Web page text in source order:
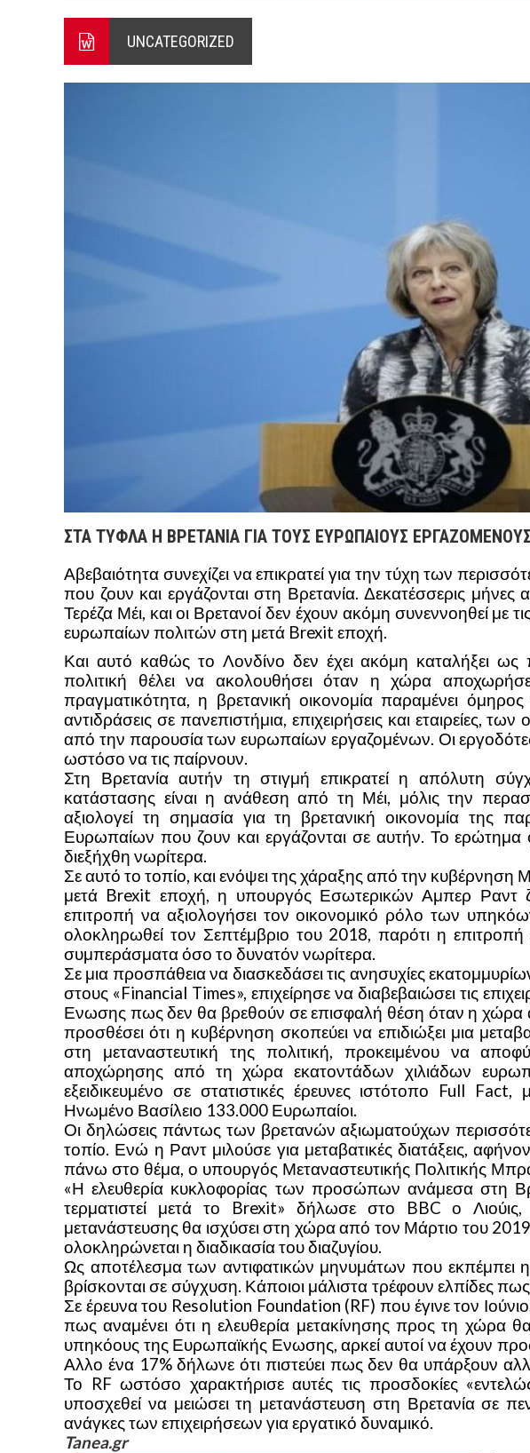
UNCATEGORIZED
ΣΤΑ ΤΥΦΛΑ Η ΒΡΕΤΑΝΙΑ ΓΙΑ ΤΟΥΣ ΕΥΡΩΠΑΙΟΥΣ ΕΡΓΑΖΟΜΕΝΟΥΣ
Αβεβαιότητα συνεχίζει να επικρατεί για την τύχη των
που ζουν και εργάζονται στη Βρετανία. Δεκατέσσερις
Τερέζα Μέι, και οι Βρετανοί δεν έχουν ακόμη συνεννοηθεί με
ευρωπαίων πολιτών στη μετά Brexit εποχή.
Και αυτό καθώς το Λονδίνο δεν έχει ακόμη καταλήξει ως
πολιτική θέλει να ακολουθήσει όταν η χώρα
πραγματικότητα, η βρετανική οικονομία παραμένει
αντιδράσεις σε πανεπιστήμια, επιχειρήσεις και εταιρείες,
από την παρουσία των ευρωπαίων εργαζομένων. Οι
ωστόσο να τις παίρνουν.
Στη Βρετανία αυτήν τη στιγμή επικρατεί η απόλυτη
κατάστασης είναι η ανάθεση από τη Μέι, μόλις την
αξιολογεί τη σημασία για τη βρετανική οικονομία της
Ευρωπαίων που ζουν και εργάζονται σε αυτήν. Το ερώτημα
διεξήχθη νωρίτερα.
Σε αυτό το τοπίο, και ενόψει της χάραξης από την κυβέρνηση
μετά Brexit εποχή, η υπουργός Εσωτερικών Αμπερ Ραντ
επιτροπή να αξιολογήσει τον οικονομικό ρόλο των
ολοκληρωθεί τον Σεπτέμβριο του 2018, παρότι η επιτροπή
συμπεράσματα όσο το δυνατόν νωρίτερα.
Σε μια προσπάθεια να διασκεδάσει τις ανησυχίες
στους «Financial Times», επιχείρησε να διαβεβαιώσει τις
Ενωσης πως δεν θα βρεθούν σε επισφαλή θέση όταν η χώρα
προσθέσει ότι η κυβέρνηση σκοπεύει να επιδιώξει μια
στη μεταναστευτική της πολιτική, προκειμένου να
αποχώρησης από τη χώρα εκατοντάδων χιλιάδων
εξειδικευμένο σε στατιστικές έρευνες ιστότοπο Full
Ηνωμένο Βασίλειο 133.000 Ευρωπαίοι.
Οι δηλώσεις πάντως των βρετανών αξιωματούχων
τοπίο. Ενώ η Ραντ μιλούσε για μεταβατικές διατάξεις,
πάνω στο θέμα, ο υπουργός Μεταναστευτικής Πολιτικής
«Η ελευθερία κυκλοφορίας των προσώπων ανάμεσα στη
τερματιστεί μετά το Brexit» δήλωσε στο BBC ο
μετανάστευσης θα ισχύσει στη χώρα από τον Μάρτιο του
ολοκληρώνεται η διαδικασία του διαζυγίου.
Ως αποτέλεσμα των αντιφατικών μηνυμάτων που εκπέμπει
βρίσκονται σε σύγχυση. Κάποιοι μάλιστα τρέφουν ελπίδες
Σε έρευνα του Resolution Foundation (RF) που έγινε τον
πως αναμένει ότι η ελευθερία μετακίνησης προς τη χώρα
υπηκόους της Ευρωπαϊκής Ενωσης, αρκεί αυτοί να έχουν
Αλλο ένα 17% δήλωνε ότι πιστεύει πως δεν θα υπάρξουν
Το RF ωστόσο χαρακτήρισε αυτές τις προσδοκίες
υποσχεθεί να μειώσει τη μετανάστευση στη Βρετανία σε
ανάγκες των επιχειρήσεων για εργατικό δυναμικό.
Tanea.gr